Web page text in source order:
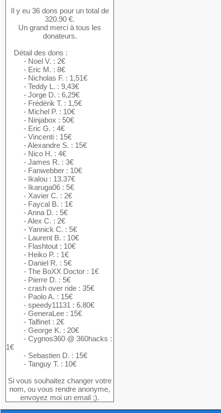
Il y eu 36 dons pour un total de
320.90 €.
Un grand merci à tous les
donateurs.
Détail des dons :
- Noel V. : 2€
- Eric M. : 8€
- Nicholas F. : 1,51€
- Teddy L. : 9,43€
- Jorge D. : 6,29€
- Frédérik T. : 1,5€
- Michel P. : 10€
- Ninjabox : 50€
- Eric G. : 4€
- Vincenti : 15€
- Alexandre S. : 15€
- Nico H. : 4€
- James R. : 3€
- Fanwebber : 10€
- Ikalou : 13.37€
- Ikaruga06 : 5€
- Xavier C. : 2€
- Faycal B. : 1€
- Anna D. : 5€
- Alex C. : 2€
- Yannick C. : 5€
- Laurent B. : 10€
- Flashtout : 10€
- Heiko P. : 1€
- Daniel R. : 5€
- The BoXX Doctor : 1€
- Pierre D. : 5€
- crash over ride : 35€
- Paolo A. : 15€
- speedy11131 : 6.80€
- GeneraLee : 15€
- Talfinet : 2€
- George K. : 20€
- Cygnos360 @ 360hacks :
1€
- Sebastien D. : 15€
- Tanguy T. : 10€
Si vous souhaitez changer votre
nom, ou vous rendre anonyme,
envoyez moi un email ;).